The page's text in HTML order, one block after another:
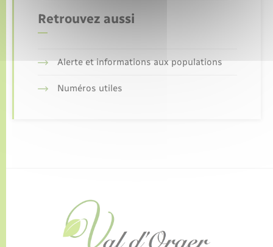
Retrouvez aussi
Alerte et informations aux populations
Numéros utiles